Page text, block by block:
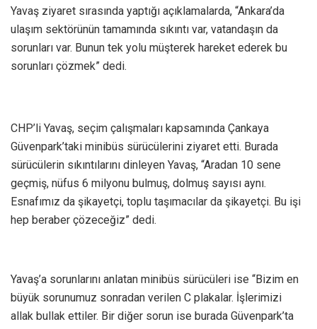
Yavaş ziyaret sırasında yaptığı açıklamalarda, “Ankara’da
ulaşım sektörünün tamamında sıkıntı var, vatandaşın da
sorunları var. Bunun tek yolu müşterek hareket ederek bu
sorunları çözmek” dedi.
CHP’li Yavaş, seçim çalışmaları kapsamında Çankaya
Güvenpark’taki minibüs sürücülerini ziyaret etti. Burada
sürücülerin sıkıntılarını dinleyen Yavaş, “Aradan 10 sene
geçmiş, nüfus 6 milyonu bulmuş, dolmuş sayısı aynı.
Esnafımız da şikayetçi, toplu taşımacılar da şikayetçi. Bu işi
hep beraber çözeceğiz” dedi.
Yavaş’a sorunlarını anlatan minibüs sürücüleri ise “Bizim en
büyük sorunumuz sonradan verilen C plakalar. İşlerimizi
allak bullak ettiler. Bir diğer sorun ise burada Güvenpark’ta